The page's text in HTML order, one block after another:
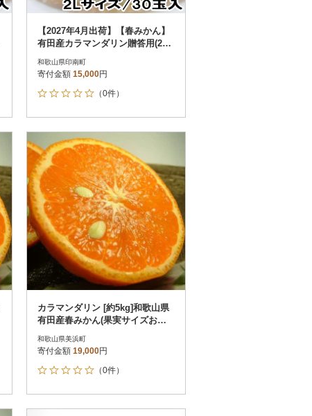
【2027年4月出荷】【春みかん】
有田産カラマンダリン贈答用(2L
和歌山県印南町
寄付金額 15,000円
（0件）
カラマンダリン [約5kg]和歌山県
有田産春みかん(果実サイズおま
和歌山県美浜町
寄付金額 19,000円
（0件）